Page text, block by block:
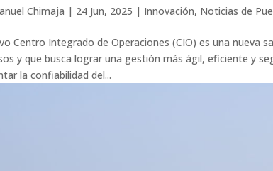
Chimaja | 24 Jun, 2025 | Innovación, Noticias de
Centro Integrado de Operaciones (CIO) es una
y que busca lograr una gestión más ágil, eficiente y
la confiabilidad del...